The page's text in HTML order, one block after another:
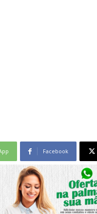
Facebook